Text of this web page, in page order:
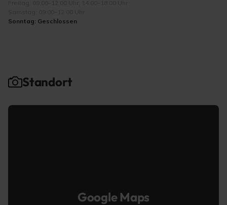
Sonntag: Geschlossen
Standort
Google Maps